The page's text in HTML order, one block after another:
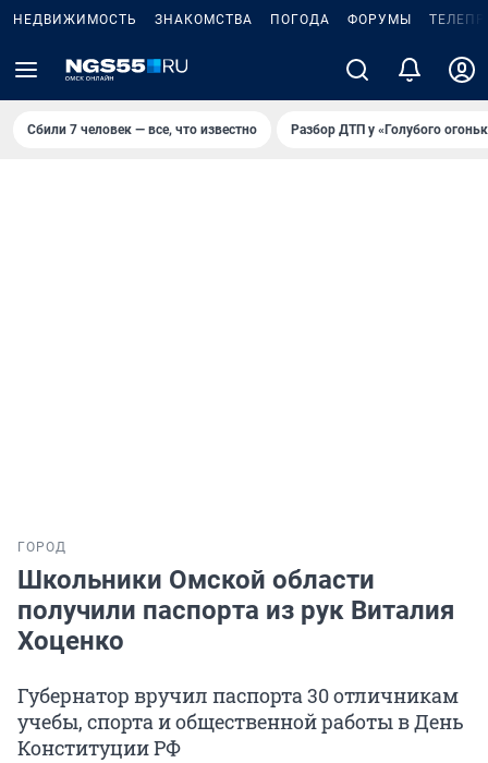
НЕДВИЖИМОСТЬ ЗНАКОМСТВА ПОГОДА ФОРУМЫ
Сбили 7 человек — все, что известно Разбор ДТП у «Голубого
ГОРОД
Школьники Омской области
получили паспорта из рук Виталия
Хоценко
Губернатор вручил паспорта 30 отличникам
учебы, спорта и общественной работы в День
Конституции РФ